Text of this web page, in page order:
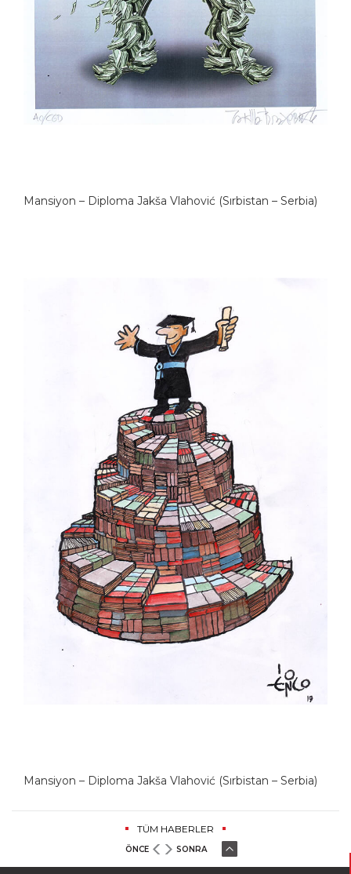
Mansiyon – Diploma Jakša Vlahović (Sırbistan – Serbia)
Mansiyon – Diploma Jakša Vlahović (Sırbistan – Serbia)
TÜM HABERLER
ÖNCE SONRA